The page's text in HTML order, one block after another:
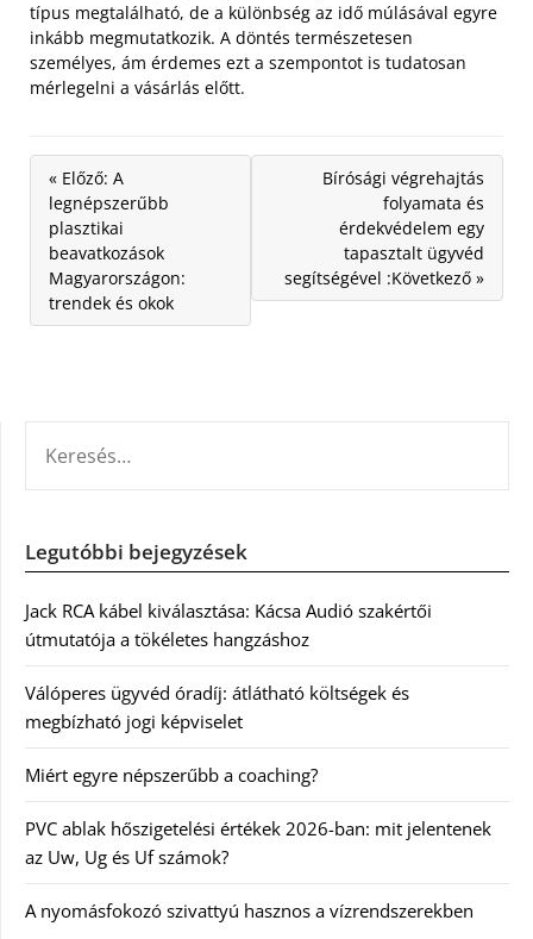
típus megtalálható, de a különbség az idő múlásával egyre
inkább megmutatkozik. A döntés természetesen
személyes, ám érdemes ezt a szempontot is tudatosan
mérlegelni a vásárlás előtt.
« Előző: A
legnépszerűbb
plasztikai
beavatkozások
Magyarországon:
trendek és okok
Bírósági végrehajtás
folyamata és
érdekvédelem egy
tapasztalt ügyvéd
segítségével :Következő »
Legutóbbi bejegyzések
Jack RCA kábel kiválasztása: Kácsa Audió szakértői
útmutatója a tökéletes hangzáshoz
Válóperes ügyvéd óradíj: átlátható költségek és
megbízható jogi képviselet
Miért egyre népszerűbb a coaching?
PVC ablak hőszigetelési értékek 2026-ban: mit jelentenek
az Uw, Ug és Uf számok?
A nyomásfokozó szivattyú hasznos a vízrendszerekben